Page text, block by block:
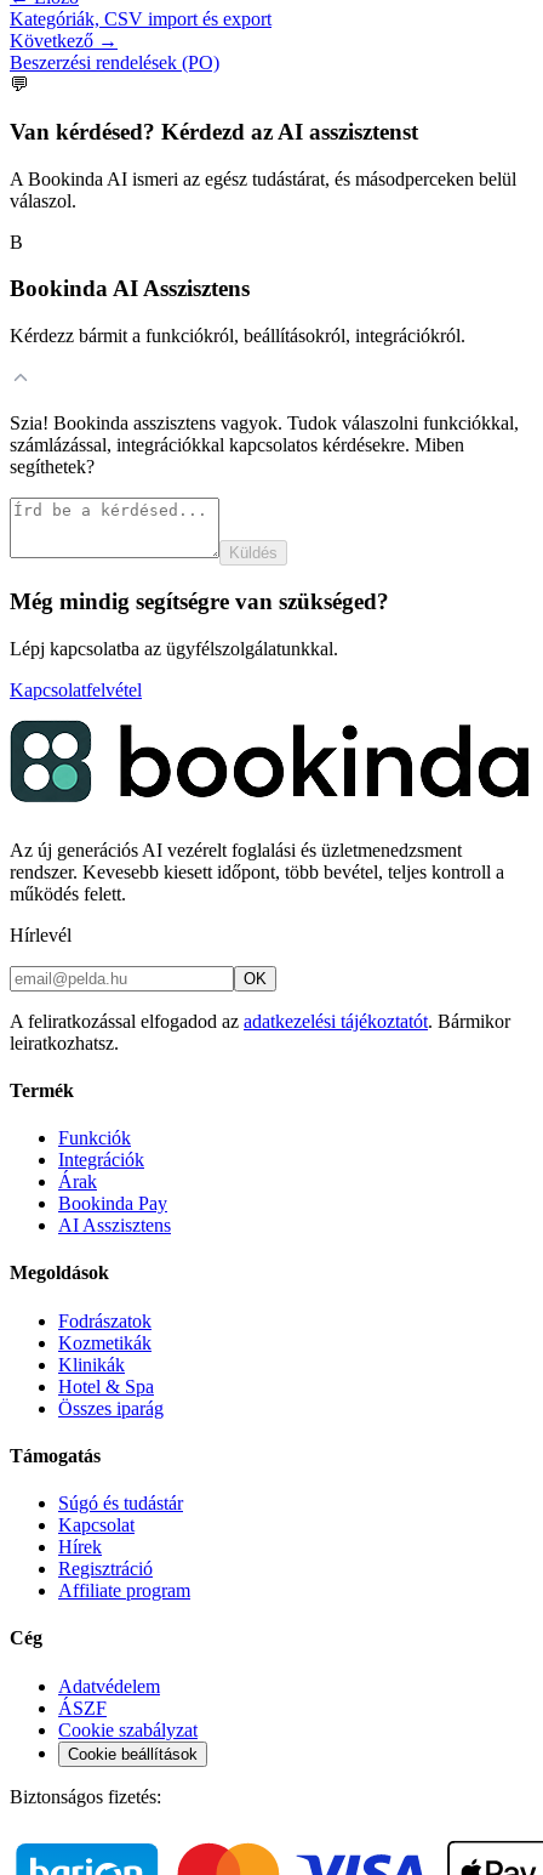
Kategóriák, CSV import és export
Következő →
Beszerzési rendelések (PO)
💬
Van kérdésed? Kérdezd az AI asszisztenst
A Bookinda AI ismeri az egész tudástárat, és másodperceken belül
válaszol.
B
Bookinda AI Asszisztens
Kérdezz bármit a funkciókról, beállításokról, integrációkról.
Szia! Bookinda asszisztens vagyok. Tudok válaszolni funkciókkal,
számlázással, integrációkkal kapcsolatos kérdésekre. Miben
segíthetek?
Küldés
Még mindig segítségre van szükséged?
Lépj kapcsolatba az ügyfélszolgálatunkkal.
Kapcsolatfelvétel
Az új generációs AI vezérelt foglalási és üzletmenedzsment
rendszer. Kevesebb kiesett időpont, több bevétel, teljes kontroll a
működés felett.
Hírlevél
OK
A feliratkozással elfogadod az adatkezelési tájékoztatót. Bármikor
leiratkozhatsz.
Termék
Funkciók
Integrációk
Árak
Bookinda Pay
AI Asszisztens
Megoldások
Fodrászatok
Kozmetikák
Klinikák
Hotel & Spa
Összes iparág
Támogatás
Súgó és tudástár
Kapcsolat
Hírek
Regisztráció
Affiliate program
Cég
Adatvédelem
ÁSZF
Cookie szabályzat
Cookie beállítások
Biztonságos fizetés: